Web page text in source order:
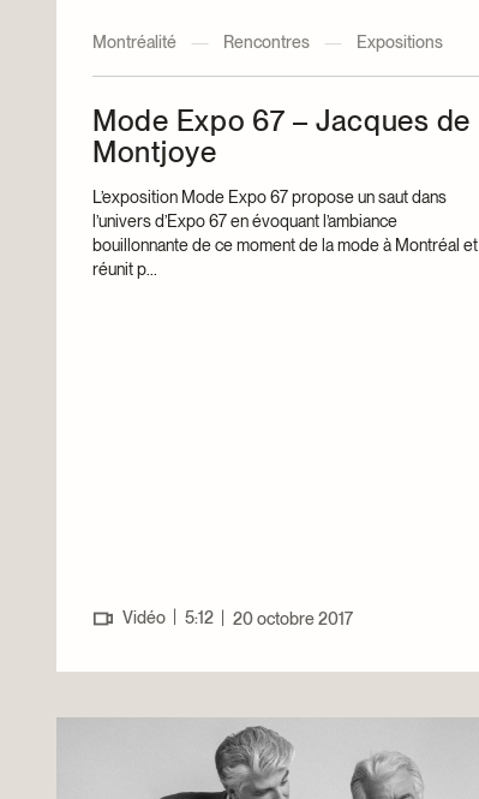
Montréalité — Rencontres — Expositions
Mode Expo 67 – Jacques de
Montjoye
L’exposition Mode Expo 67 propose un saut dans
l’univers d’Expo 67 en évoquant l’ambiance
bouillonnante de ce moment de la mode à Montréal et
réunit p...
Vidéo 5:12 20 octobre 2017